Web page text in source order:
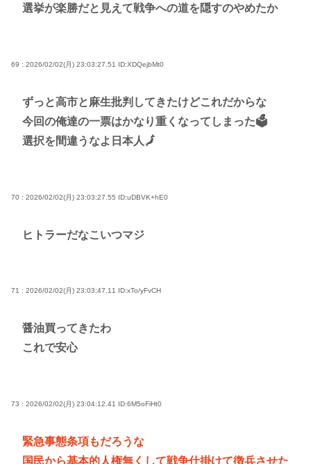
選挙が楽勝だと見えて戦争への道を隠すのやめたか
69 : 2026/02/02(月) 23:03:27.51 ID:XDQejbMt0
ずっと高市と麻生批判してきたけどこれだからな
今回の俺達の一票はかなり重くなってしまった🗳
選択を間違うなよ日本人🗾
70 : 2026/02/02(月) 23:03:27.55 ID:uDBVK+hE0
ヒトラーだなこいつマジ
71 : 2026/02/02(月) 23:03:47.11 ID:xTo/yFvCH
醤油買ってきたわ
これで安心
73 : 2026/02/02(月) 23:04:12.41 ID:6M5oFiHt0
緊急事態条項もだろうな
国民から基本的人権無くして戦争仕掛けて徴兵させた